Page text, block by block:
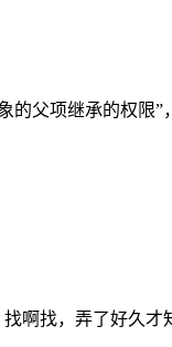
的父项继承的权限”
啊找，弄了好久才